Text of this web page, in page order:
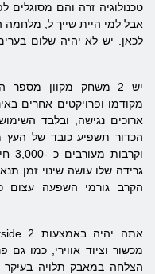
טכנולוגיה זרה והם
אבל למי היית שייך ל, מלחמה
לכאן. יש לא יהיה שלום
יש 2 משחק מקוון
מקודמו ופרויקטים אחרים
ארוכים נגישה, ובלבד
גרידה שלו עושה שינוי זמן
הקרב גורמי השפעה עצום
2 אתה יהיה באמצעות
מכשור וציוד אווירי, כמו
הצלחה במאבק תלויה בעיקר